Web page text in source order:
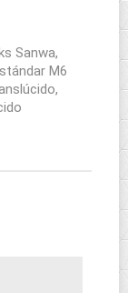
Sanwa,
M6